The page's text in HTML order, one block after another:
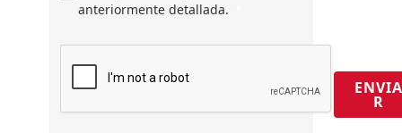
anteriormente detallada.
ENVIA
R